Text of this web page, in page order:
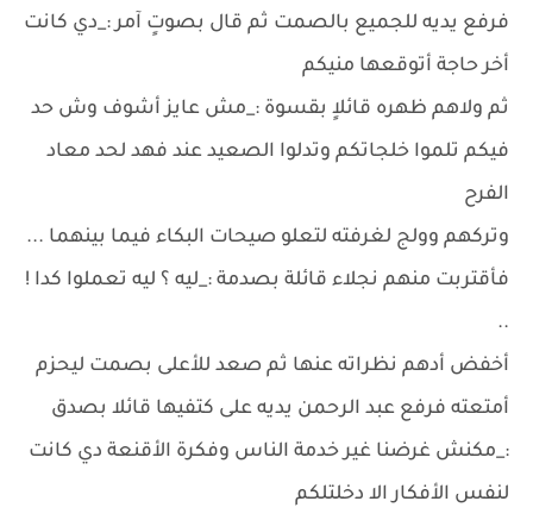
فرفع يديه للجميع بالصمت ثم قال بصوتٍ آمر :_دي كانت
أخر حاجة أتوقعها منيكم
ثم ولاهم ظهره قائلاٍ بقسوة :_مش عايز أشوف وش حد
فيكم تلموا خلجاتكم وتدلوا الصعيد عند فهد لحد معاد
الفرح
وتركهم وولج لغرفته لتعلو صيحات البكاء فيما بينهما ...
فأقتربت منهم نجلاء قائلة بصدمة :_ليه ؟ ليه تعملوا كدا !
..
أخفض أدهم نظراته عنها ثم صعد للأعلى بصمت ليحزم
أمتعته فرفع عبد الرحمن يديه على كتفيها قائلا بصدق
:_مكنش غرضنا غير خدمة الناس وفكرة الأقنعة دي كانت
لنفس الأفكار الا دخلتلكم